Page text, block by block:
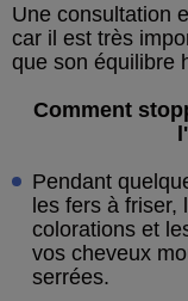
Une consultation
car il est très
que son équilibre
Comment
Pendant
les fers à friser,
colorations et
vos cheveux
serrées.